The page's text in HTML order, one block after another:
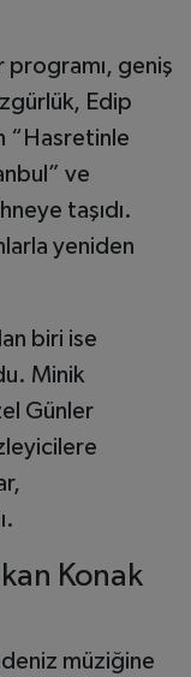
programı, geniş
Edip
“Hasretinle
ve
taşıdı.
yeniden
biri ise
Minik
Günler
Konak
müziğine